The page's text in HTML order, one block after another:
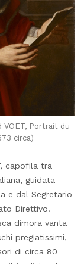
VOET, Portrait du
circa)
capofila tra
guidata
e dal Segretario
Direttivo.
dimora vanta
pregiatissimi,
di circa 80